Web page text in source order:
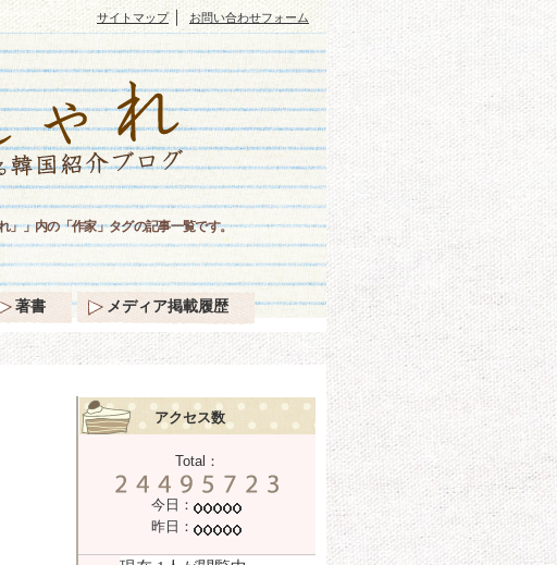
アクセス数
Total：
今日：
昨日：
」」内の「作家」タグの記事一覧です。
サイトマップ｜ お問い合わせフォーム
著書 メディア掲載履歴